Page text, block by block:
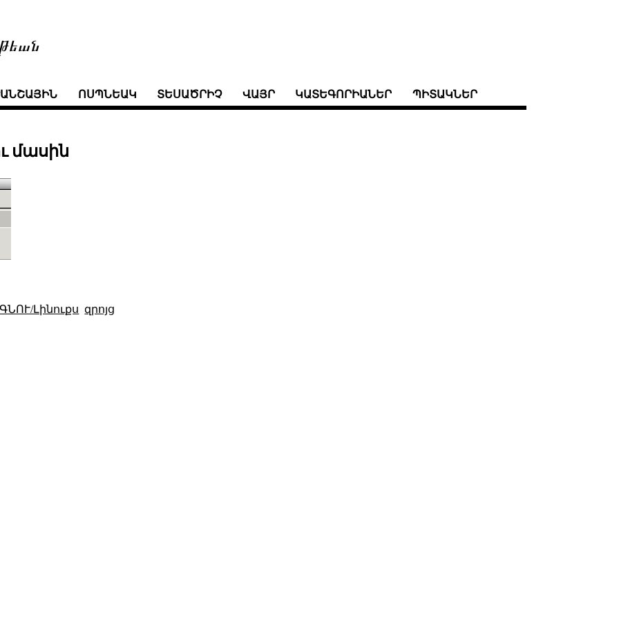
ՈՍՊՆԵԱԿ ՏԵՍԱԾՐԻՉ ՎԱՅՐ ԿԱՏԵԳՈՐԻԱՆԵՐ ՊԻՏԱԿՆԵՐ
մասին
ԳՆՈՒ/Լինուքս զրոյց